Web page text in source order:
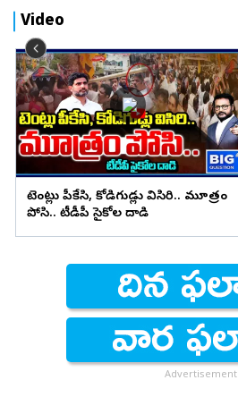
Video
టెంట్లు పీకేసి, కోడిగుడ్లు విసిరి.. మూత్రం
పోసి.. టీడీపీ సైకోల దాడి
Advertisement